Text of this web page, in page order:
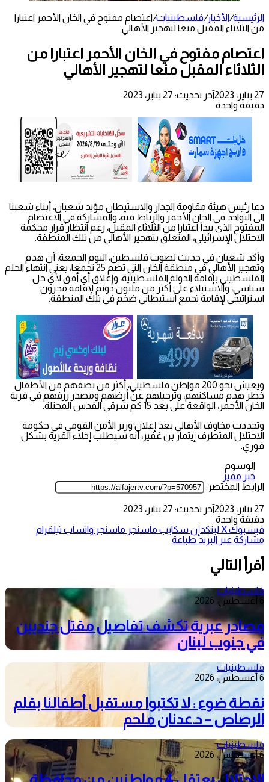
الرئيسية/الأخبار/فلسطينيات/اعتصام مفتوح في الخان الأحمر اعتبارا
من الثلاثاء المقبل منعا لتهجير الأهالي
اعتصام مفتوح في الخان الأحمر اعتبارا من
الثلاثاء المقبل منعا لتهجير الأهالي
27 يناير، 2023
آخر تحديث: 27 يناير، 2023
دقيقة واحدة
دعا رئيس هيئة مقاومة الجدار والاستيطان مؤيد شعبان، أبناء شعبنا
الى التواجد في الخان الأحمر والرباط فيه، والمشاركة في الاعتصام
المفتوح الذي يبدأ اعتبارا من الثلاثاء المقبل، رغم انتظار قرار محكمة
الاحتلال الإسرائيلي، المتعلق بتهجير الأهالي من تلك المنطقة.
وأكد شعبان في حديث لصوت فلسطين، اليوم الجمعة، أن هدم
وتهجير الأهالي في منطقة الخان التي تضم 25 تجمعا، يعني انتهاء الحلم
الفلسطيني بإقامة الدولة الفلسطينية، وإغلاق أي أفق لأي حل
سياسي، والاستيلاء على أكثر من مليون دونم لإقامة مخزون
استراتيجي لإقامة تجمع استيطاني ضخم في تلك المنطقة.
ويعيش نحو 200 مواطن فلسطيني، أكثر من نصفهم من الأطفال
خطر هدم مساكنهم، وترحيلهم عن أرضهم ومصدر رزقهم في قرية
الخان الأحمر، الواقعة على بعد 15 كم شرقي القدس المحتلة.
وتجددت مخاوف الأهالي بعد إعلان وزير الأمن القومي في حكومة
الاحتلال المتطرف إيتمار بن غفير، أنه سيطلب إخلاء القرية بشكل
فوري.
الوسوم
خبر مميز
الرابط المختصر:
27 يناير، 2023
آخر تحديث: 27 يناير، 2023
دقيقة واحدة
فيسبوك‫Xلينكدإن سكايب ماسنجر ماسنجر واتساب تيلقرام
مشاركة عبر البريد طباعة
أقرأ التالي
فلسطينيات
6 أغسطس، 2026
مصادر عبرية تكشف تفاصيل مقتل جنديين
في جنوب لبنان
فلسطينيات
6 أغسطس، 2026
نقطة ضوء : لا تكتبوا مستقبل أطفالنا بقلم
الرصاص – د.عدنان ملحم
فلسطينيات
6 أغسطس، 2026